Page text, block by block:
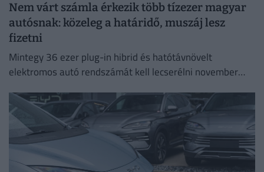
Nem várt számla érkezik több tízezer magyar
autósnak: közeleg a határidő, muszáj lesz
fizetni
Mintegy 36 ezer plug-in hibrid és hatótávnövelt
elektromos autó rendszámát kell lecserélni november